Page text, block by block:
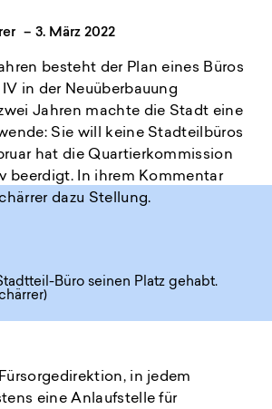
– 3. März 2022
besteht der Plan eines Büros
in der Neuüberbauung
Jahren machte die Stadt eine
Sie will keine Stadteilbüros
hat die Quartierkommission
beerdigt. In ihrem Kommentar
dazu Stellung.
Büro seinen Platz gehabt.
in jedem
eine Anlaufstelle für